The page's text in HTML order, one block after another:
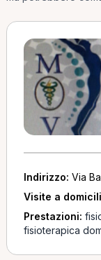
Indirizzo: Via
Visite a
Prestazioni:
fisioterapica